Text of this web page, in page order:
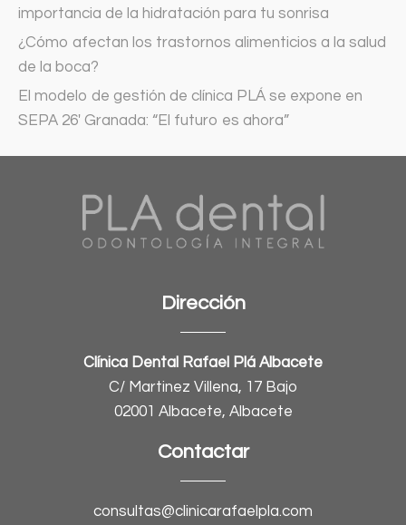
importancia de la hidratación para tu sonrisa
¿Cómo afectan los trastornos alimenticios a la salud
de la boca?
El modelo de gestión de clínica PLÁ se expone en
SEPA 26′ Granada: “El futuro es ahora”
Dirección
Clínica Dental Rafael Plá Albacete
C/ Martinez Villena, 17 Bajo
02001 Albacete, Albacete
Contactar
consultas@clinicarafaelpla.com